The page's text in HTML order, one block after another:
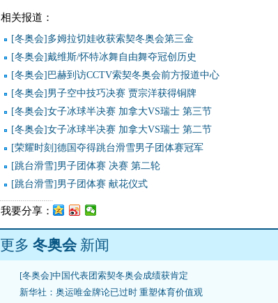
相关报道：
[冬奥会]多姆拉切娃收获索契冬奥会第三金
[冬奥会]戴维斯/怀特冰舞自由舞夺冠创历史
[冬奥会]巴赫到访CCTV索契冬奥会前方报道中心
[冬奥会]男子空中技巧决赛 贾宗洋获得铜牌
[冬奥会]女子冰球半决赛 加拿大VS瑞士 第三节
[冬奥会]女子冰球半决赛 加拿大VS瑞士 第二节
[荣耀时刻]德国夺得跳台滑雪男子团体赛冠军
[跳台滑雪]男子团体赛 决赛 第二轮
[跳台滑雪]男子团体赛 献花仪式
我要分享：
更多 冬奥会新闻
[冬奥会]中国代表团索契冬奥会成绩获肯定
新华社：奥运唯金牌论已过时 重塑体育价值观